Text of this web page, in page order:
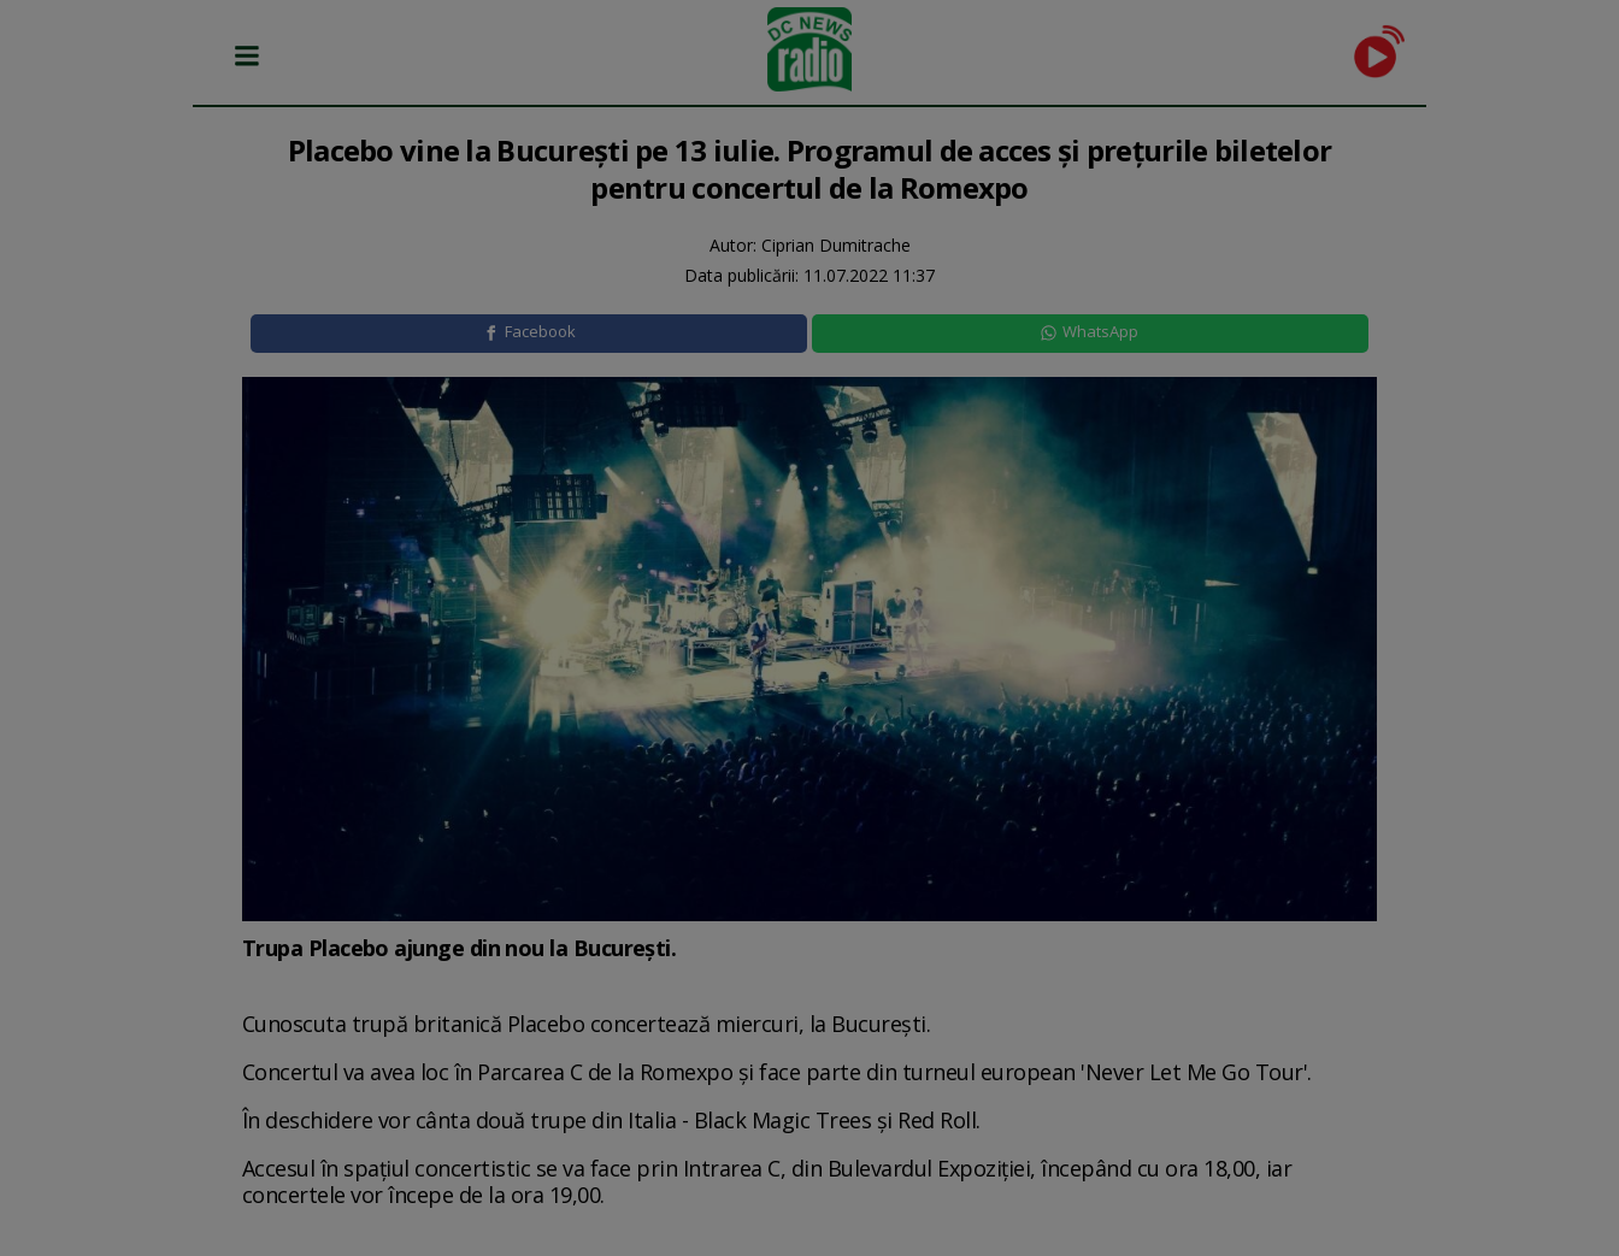
Placebo vine la București pe 13 iulie. Programul de acces și prețurile biletelor
pentru concertul de la Romexpo
Autor: Ciprian Dumitrache
Data publicării: 11.07.2022 11:37
Facebook WhatsApp
Trupa Placebo ajunge din nou la București.
Cunoscuta trupă britanică Placebo concertează miercuri, la Bucureşti.
Concertul va avea loc în Parcarea C de la Romexpo și face parte din turneul european 'Never Let Me Go Tour'.
În deschidere vor cânta două trupe din Italia - Black Magic Trees şi Red Roll.
Accesul în spaţiul concertistic se va face prin Intrarea C, din Bulevardul Expoziţiei, începând cu ora 18,00, iar
concertele vor începe de la ora 19,00.